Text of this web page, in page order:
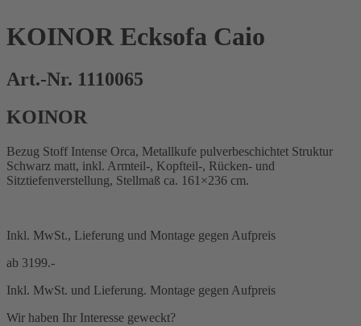
KOINOR Ecksofa Caio
Art.-Nr. 1110065
KOINOR
Bezug Stoff Intense Orca, Metallkufe pulverbeschichtet Struktur
Schwarz matt, inkl. Armteil-, Kopfteil-, Rücken- und
Sitztiefenverstellung, Stellmaß ca. 161×236 cm.
Inkl. MwSt., Lieferung und Montage gegen Aufpreis
ab 3199.-
Inkl. MwSt. und Lieferung. Montage gegen Aufpreis
Wir haben Ihr Interesse geweckt?